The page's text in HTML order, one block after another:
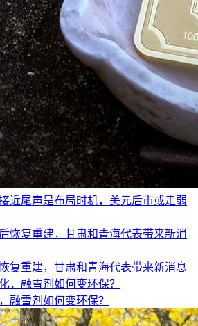
近尾声是布局时机，美元后市或走弱
复重建，甘肃和青海代表带来新消息
融雪剂如何变环保？